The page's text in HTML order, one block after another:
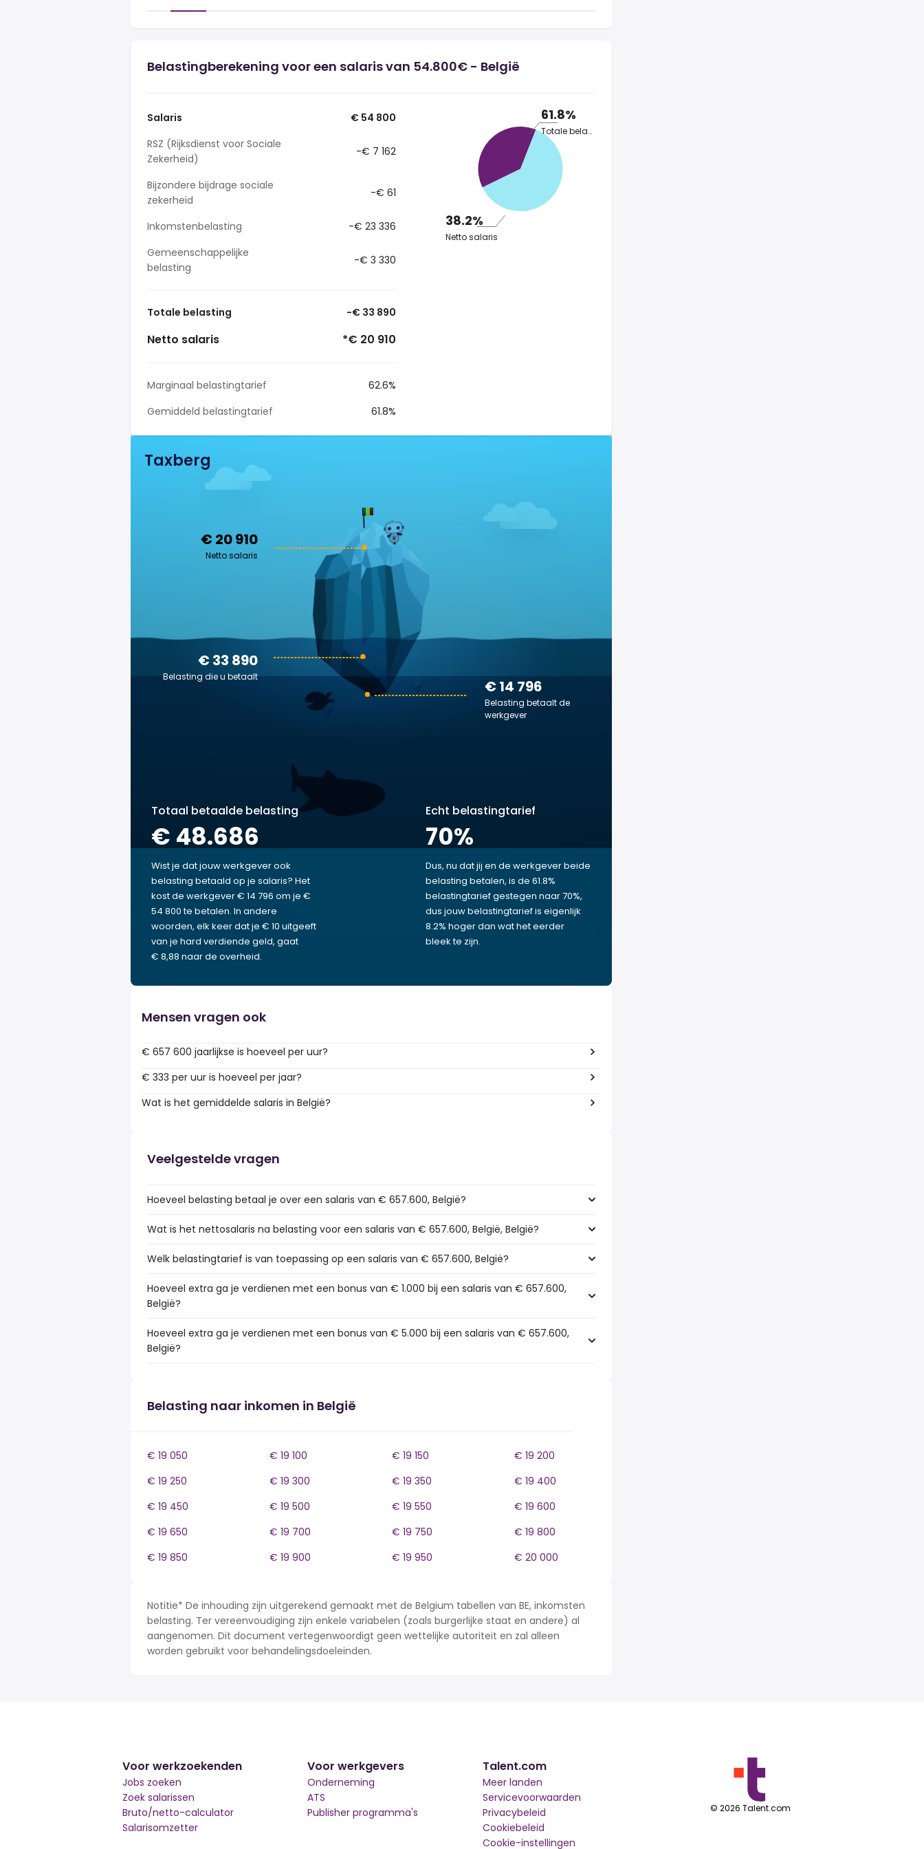
Belastingberekening voor een salaris van 54.800€ - België
Salaris
€ 54 800
RSZ (Rijksdienst voor Sociale
Zekerheid)
-€ 7 162
Bijzondere bijdrage sociale
zekerheid
-€ 61
Inkomstenbelasting
-€ 23 336
Gemeenschappelijke
belasting
-€ 3 330
Totale belasting -€ 33 890
Netto salaris *€ 20 910
Marginaal belastingtarief
62.6%
Gemiddeld belastingtarief
61.8%
61.8%
Totale belasting
38.2%
Netto salaris
Taxberg
€ 20 910
Netto salaris
€ 14 796
Belasting betaalt de
werkgever
€ 33 890
Belasting die u betaalt
Totaal betaalde belasting
€ 48.686
Wist je dat jouw werkgever ook
belasting betaald op je salaris? Het
kost de werkgever € 14 796 om je €
54 800 te betalen. In andere
woorden, elk keer dat je € 10 uitgeeft
van je hard verdiende geld, gaat
€ 8,88 naar de overheid.
Echt belastingtarief
70%
Dus, nu dat jij en de werkgever beide
belasting betalen, is de 61.8%
belastingtarief gestegen naar 70%,
dus jouw belastingtarief is eigenlijk
8.2% hoger dan wat het eerder
bleek te zijn.
Mensen vragen ook
€ 657 600 jaarlijkse is hoeveel per uur?
€ 333 per uur is hoeveel per jaar?
Wat is het gemiddelde salaris in België?
Veelgestelde vragen
Hoeveel belasting betaal je over een salaris van € 657.600, België?
Wat is het nettosalaris na belasting voor een salaris van € 657.600, België, België?
Welk belastingtarief is van toepassing op een salaris van € 657.600, België?
Hoeveel extra ga je verdienen met een bonus van € 1.000 bij een salaris van € 657.600,
België?
Hoeveel extra ga je verdienen met een bonus van € 5.000 bij een salaris van € 657.600,
België?
Belasting naar inkomen in België
€ 19 050 € 19 100 € 19 150
€ 19 200
€ 19 250
€ 19 300 € 19 350
€ 19 400
€ 19 450
€ 19 500 € 19 550
€ 19 600
€ 19 650
€ 19 700 € 19 750
€ 19 800
€ 19 850
€ 19 900 € 19 950 € 20 000
Notitie* De inhouding zijn uitgerekend gemaakt met de Belgium tabellen van BE, inkomsten
belasting. Ter vereenvoudiging zijn enkele variabelen (zoals burgerlijke staat en andere) al
aangenomen. Dit document vertegenwoordigt geen wettelijke autoriteit en zal alleen
worden gebruikt voor behandelingsdoeleinden.
Voor werkzoekenden
Jobs zoeken
Zoek salarissen
Bruto/netto-calculator
Salarisomzetter
Voor werkgevers
Onderneming
ATS
Publisher programma's
Talent.com
Meer landen
Servicevoorwaarden
Privacybeleid
Cookiebeleid
Cookie-instellingen
© 2026 Talent.com